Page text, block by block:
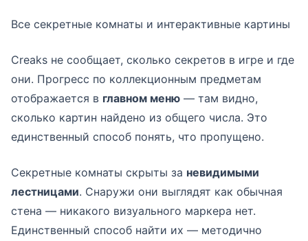
Все секретные комнаты и интерактивные картины
Creaks не сообщает, сколько секретов в игре и где
они. Прогресс по коллекционным предметам
отображается в главном меню — там видно,
сколько картин найдено из общего числа. Это
единственный способ понять, что пропущено.
Секретные комнаты скрыты за невидимыми
лестницами. Снаружи они выглядят как обычная
стена — никакого визуального маркера нет.
Единственный способ найти их — методично